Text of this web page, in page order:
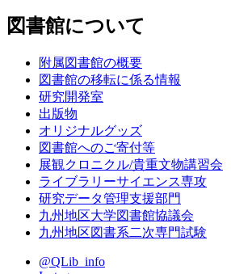
図書館について
附属図書館の概要
図書館の移転に係る情報
研究開発室
出版物
オリジナルグッズ
図書館へのご寄付等
展観クロニクル/貴重文物講習会
ライブラリーサイエンス専攻
研究データ管理支援部門
九州地区大学図書館協議会
九州地区図書系二次専門試験
@QLib_info